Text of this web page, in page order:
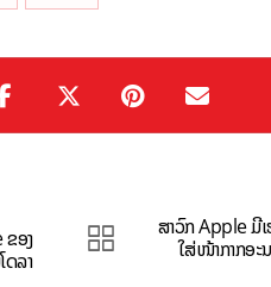
ຂອງ
ດລາ
ສາວົກ Apple ມີ
ໃສ່ໜ້າກາກອ